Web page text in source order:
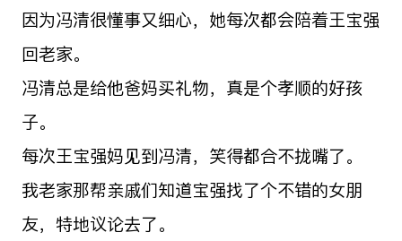
因为冯清很懂事又细心，她每次都会陪着王宝强
回老家。
冯清总是给他爸妈买礼物，真是个孝顺的好孩
子。
每次王宝强妈见到冯清，笑得都合不拢嘴了。
我老家那帮亲戚们知道宝强找了个不错的女朋
友，特地议论去了。